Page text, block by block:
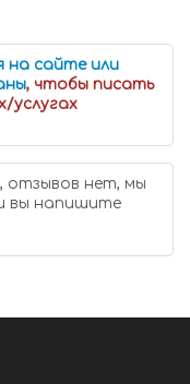
на сайте или
, чтобы писать
услугах
отзывов нет, мы
вы напишите